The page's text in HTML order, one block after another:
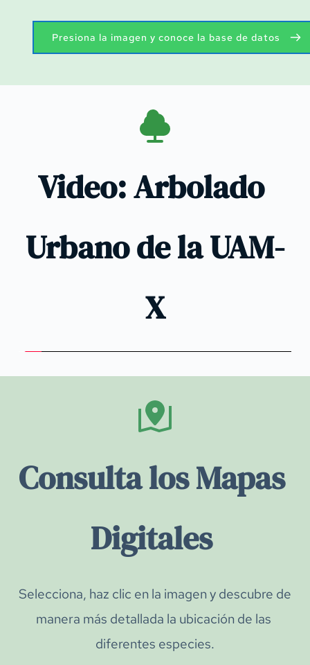
Presiona la imagen y conoce la base de datos
Video: Arbolado
Urbano de la UAM-
X
Consulta los Mapas
Digitales
Selecciona, haz clic en la imagen y descubre de
manera más detallada la ubicación de las
diferentes especies.